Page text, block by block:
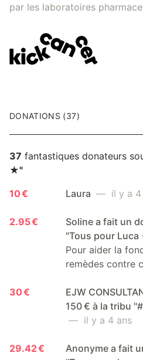
par les laboratoires
DONATIONS (37)
37 fantastiques donateurs
★"
10 €
Laura — il y a 4
2.95 €
Soline a fait un
"Tous pour Luca
Pour aider la
remèdes contre
30 €
EJW
150 € à la tribu
— il y a 4 ans
29.42 €
Anonyme a fait